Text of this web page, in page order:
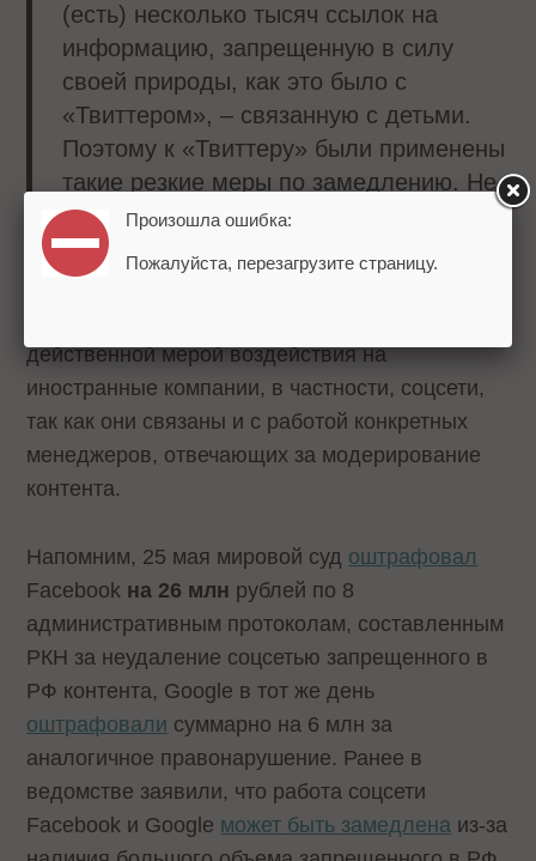
(есть) несколько тысяч ссылок на
информацию, запрещенную в силу
своей природы, как это было с
«Твиттером», – связанную с детьми.
Поэтому к «Твиттеру» были применены
такие резкие меры по замедлению. Не
блокировке, а замедлению, – сказал
Липов.
действенной мерой воздействия на
иностранные компании, в частности, соцсети,
так как они связаны и с работой конкретных
менеджеров, отвечающих за модерирование
контента.
Напомним, 25 мая мировой суд оштрафовал
Facebook на 26 млн рублей по 8
административным протоколам, составленным
РКН за неудаление соцсетью запрещенного в
РФ контента, Google в тот же день
оштрафовали суммарно на 6 млн за
аналогичное правонарушение. Ранее в
ведомстве заявили, что работа соцсети
Facebook и Google может быть замедлена из-за
Произошла ошибка:
Пожалуйста, перезагрузите страницу.